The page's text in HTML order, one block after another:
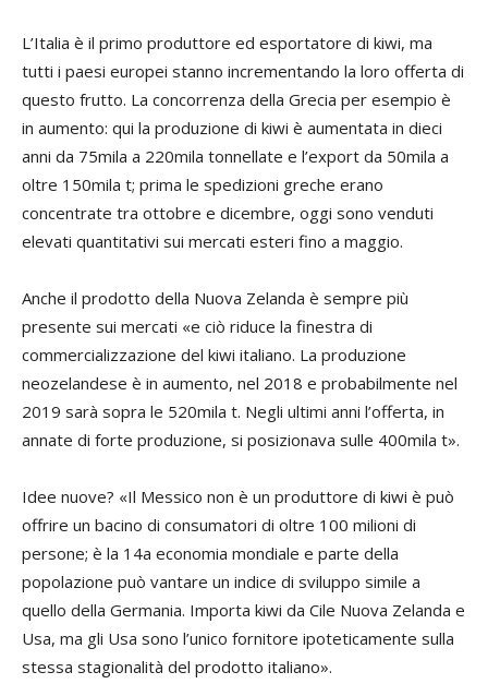
L’Italia è il primo produttore ed esportatore di kiwi, ma
tutti i paesi europei stanno incrementando la loro offerta di
questo frutto. La concorrenza della Grecia per esempio è
in aumento: qui la produzione di kiwi è aumentata in dieci
anni da 75mila a 220mila tonnellate e l’export da 50mila a
oltre 150mila t; prima le spedizioni greche erano
concentrate tra ottobre e dicembre, oggi sono venduti
elevati quantitativi sui mercati esteri fino a maggio.
Anche il prodotto della Nuova Zelanda è sempre più
presente sui mercati «e ciò riduce la finestra di
commercializzazione del kiwi italiano. La produzione
neozelandese è in aumento, nel 2018 e probabilmente nel
2019 sarà sopra le 520mila t. Negli ultimi anni l’offerta, in
annate di forte produzione, si posizionava sulle 400mila t».
Idee nuove? «Il Messico non è un produttore di kiwi è può
offrire un bacino di consumatori di oltre 100 milioni di
persone; è la 14a economia mondiale e parte della
popolazione può vantare un indice di sviluppo simile a
quello della Germania. Importa kiwi da Cile Nuova Zelanda e
Usa, ma gli Usa sono l’unico fornitore ipoteticamente sulla
stessa stagionalità del prodotto italiano».